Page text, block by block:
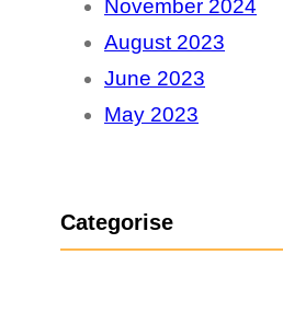
November 2024
August 2023
June 2023
May 2023
Categorise